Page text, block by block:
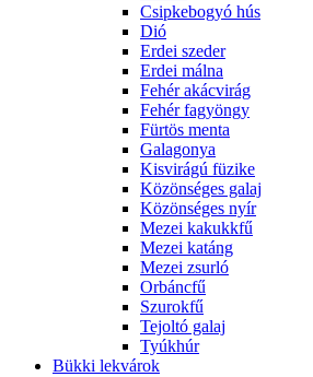
Csipkebogyó hús
Dió
Erdei szeder
Erdei málna
Fehér akácvirág
Fehér fagyöngy
Fürtös menta
Galagonya
Kisvirágú füzike
Közönséges galaj
Közönséges nyír
Mezei kakukkfű
Mezei katáng
Mezei zsurló
Orbáncfű
Szurokfű
Tejoltó galaj
Tyúkhúr
Bükki lekvárok